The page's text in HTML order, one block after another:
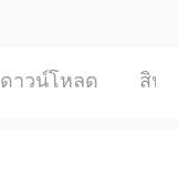
ดาวน์โหลด สิน